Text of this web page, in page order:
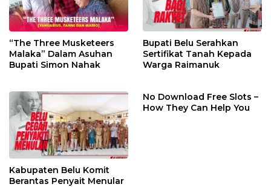
“The Three Musketeers
Malaka” Dalam Asuhan
Bupati Simon Nahak
Bupati Belu Serahkan
Sertifikat Tanah Kepada
Warga Raimanuk
Kabupaten Belu Komit
Berantas Penyait Menular
No Download Free Slots –
How They Can Help You